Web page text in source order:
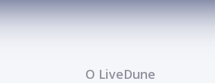
О LiveDune